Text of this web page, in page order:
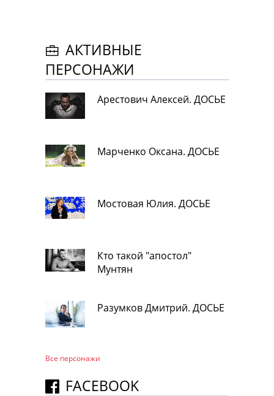
АКТИВНЫЕ
ПЕРСОНАЖИ
Арестович Алексей. ДОСЬЕ
Марченко Оксана. ДОСЬЕ
Мостовая Юлия. ДОСЬЕ
Кто такой "апостол"
Мунтян
Разумков Дмитрий. ДОСЬЕ
Все персонажи
FACEBOOK